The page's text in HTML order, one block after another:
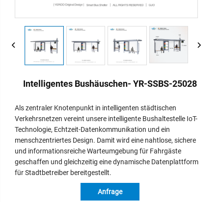
Intelligentes Bushäuschen- YR-SSBS-25028
Als zentraler Knotenpunkt in intelligenten städtischen
Verkehrsnetzen vereint unsere intelligente Bushaltestelle IoT-
Technologie, Echtzeit-Datenkommunikation und ein
menschzentriertes Design. Damit wird eine nahtlose, sichere
und informationsreiche Warteumgebung für Fahrgäste
geschaffen und gleichzeitig eine dynamische Datenplattform
für Stadtbetreiber bereitgestellt.
Anfrage